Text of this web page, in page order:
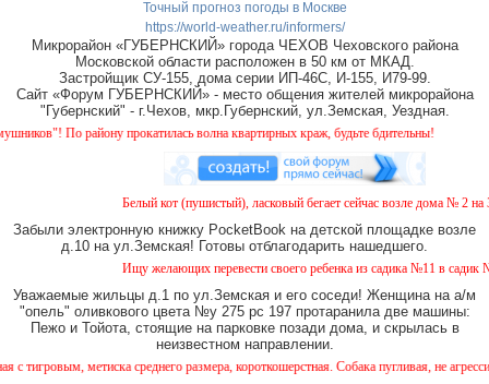
Точный прогноз погоды в Москве
https://world-weather.ru/informers/
Микрорайон «ГУБЕРНСКИЙ» города ЧЕХОВ Чеховского района
Московской области расположен в 50 км от МКАД.
Застройщик СУ-155, дома серии ИП-46С, И-155, И79-99.
Сайт «Форум ГУБЕРНСКИЙ» - место общения жителей микрорайона
"Губернский" - г.Чехов, мкр.Губернский, ул.Земская, Уездная.
району прокатилась волна квартирных краж, будьте бдительны!
Белый кот (пушистый), ласковый бегает сейчас возле дома № 2 на
Забыли электронную книжку PocketBook на детской площадке возле
д.10 на ул.Земская! Готовы отблагодарить нашедшего.
Ищу желающих перевести своего ребенка из садика №11 в садик №
Уважаемые жильцы д.1 по ул.Земская и его соседи! Женщина на а/м
"опель" оливкового цвета №у 275 рс 197 протаранила две машины:
Пежо и Тойота, стоящие на парковке позади дома, и скрылась в
неизвестном направлении.
среднего размера, короткошерстная. Собака пугливая, не агрессивная.